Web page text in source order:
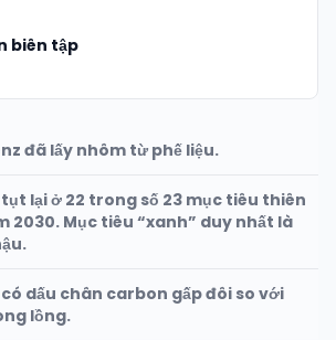
biên tập
đã lấy nhôm từ phế liệu.
lại ở 22 trong số 23 mục tiêu thiên
2030. Mục tiêu “xanh” duy nhất là
dấu chân carbon gấp đôi so với
lồng.